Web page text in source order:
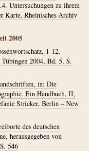
Untersuchungen zu ihrem
Karte, Rheinisches Archiv
2005
1-12,
Tübingen 2004, Bd. 5, S.
in: Die
Ein Handbuch, II,
Stricker, Berlin – New
des deutschen
herausgegeben von
546